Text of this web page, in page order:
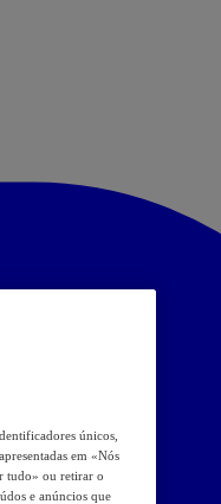
únicos,
em «Nós
tudo» ou retirar o
e anúncios que